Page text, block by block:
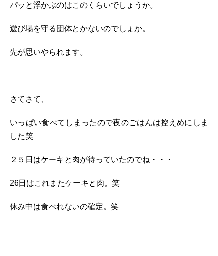
パッと浮かぶのはこのくらいでしょうか。
遊び場を守る団体とかないのでしょか。
先が思いやられます。
さてさて、
いっぱい食べてしまったので夜のごはんは控えめにしま
した笑
２５日はケーキと肉が待っていたのでね・・・
26日はこれまたケーキと肉。笑
休み中は食べれないの確定。笑